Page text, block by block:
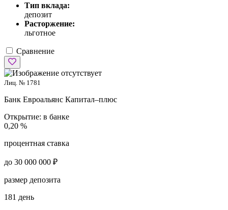
Тип вклада:
депозит
Расторжение:
льготное
Сравнение
Лиц. № 1781
Банк Евроальянс Капитал–плюс
Открытие: в банке
0,20 %
процентная ставка
до 30 000 000 ₽
размер депозита
181 день